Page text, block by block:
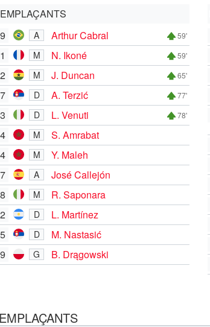
9
A Arthur Cabral 59'
M N. Ikoné 59'
M J. Duncan 65'
D A. Terzić 77'
D L. Venuti 78'
M
S. Amrabat
M
Y. Maleh
7
A
José Callejón
8
M
R. Saponara
2
D
L. Martínez
D
M. Nastasić
G B. Drągowski